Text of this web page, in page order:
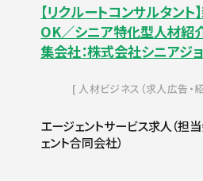
【リクルートコンサルタン
OK／シニア特化型人材紹
集会社：株式会社シニアジョ
人材ビジネス（求人広告・紹
エージェントサービス求人（担
ェント合同会社）